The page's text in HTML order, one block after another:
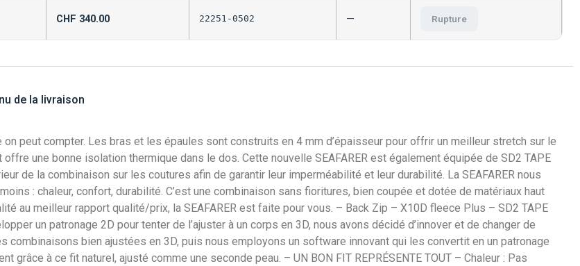
CHF 340.00 22251-0502 — Rupture
de la livraison
on peut compter. Les bras et les épaules sont construits en 4 mm d’épaisseur pour offrir un meilleur stretch sur le
une bonne isolation thermique dans le dos. Cette nouvelle SEAFARER est également équipée de SD2 TAPE
de la combinaison sur les coutures afin de garantir leur imperméabilité et leur durabilité. La SEAFARER nous
: chaleur, confort, durabilité. C’est une combinaison sans fioritures, bien coupée et dotée de matériaux haut
au meilleur rapport qualité/prix, la SEAFARER est faite pour vous. – Back Zip – X10D fleece Plus – SD2 TAPE
un patronage 2D pour tenter de l’ajuster à un corps en 3D, nous avons décidé d’innover et de changer de
bien ajustées en 3D, puis nous employons un software innovant qui les convertit en un patronage
à ce fit naturel, ajusté comme une seconde peau. – UN BON FIT REPRÉSENTE TOUT – Chaleur : Pas